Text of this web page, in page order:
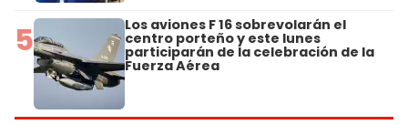
5 Los aviones F 16 sobrevolarán el
centro porteño y este lunes
participarán de la celebración de la
Fuerza Aérea